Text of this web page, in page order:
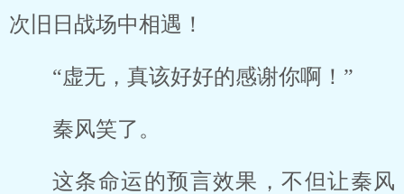
次旧日战场中相遇！
“虚无，真该好好的感谢你啊！”
秦风笑了。
这条命运的预言效果，不但让秦风